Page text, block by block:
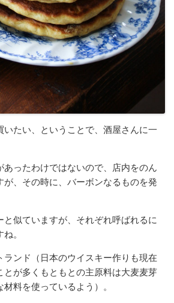
いたい、ということで、酒屋さんに一
ったわけではないので、店内をのん
、その時に、バーボンなるものを発
似ていますが、それぞれ呼ばれるに
。
ランド（日本のウイスキー作りも現在
とが多くもともとの主原料は大麦麦芽
材料を使っているよう）。